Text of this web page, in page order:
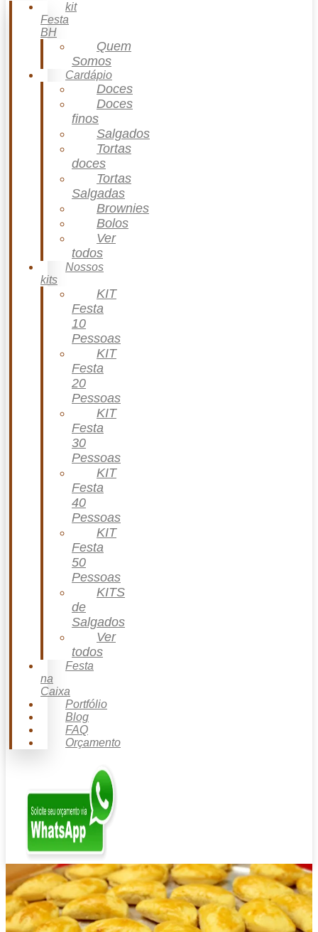
kit
Festa
BH
Quem
Somos
Cardápio
Doces
Doces
finos
Salgados
Tortas
doces
Tortas
Salgadas
Brownies
Bolos
Ver
todos
Nossos
kits
KIT
Festa
10
Pessoas
KIT
Festa
20
Pessoas
KIT
Festa
30
Pessoas
KIT
Festa
40
Pessoas
KIT
Festa
50
Pessoas
KITS
de
Salgados
Ver
todos
Festa
na
Caixa
Portfólio
Blog
FAQ
Orçamento